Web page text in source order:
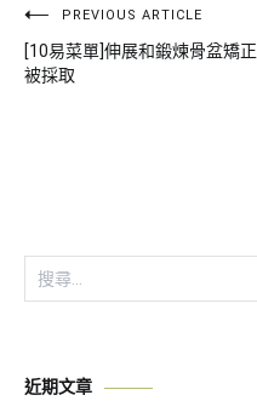
文
章
PREVIOUS ARTICLE
[10易菜單]伸展和鍛煉骨盆矯正
被採取
搜
尋
字:
近期文章